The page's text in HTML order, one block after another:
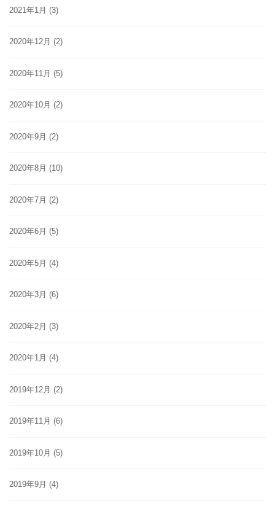
2021年1月 (3)
2020年12月 (2)
2020年11月 (5)
2020年10月 (2)
2020年9月 (2)
2020年8月 (10)
2020年7月 (2)
2020年6月 (5)
2020年5月 (4)
2020年3月 (6)
2020年2月 (3)
2020年1月 (4)
2019年12月 (2)
2019年11月 (6)
2019年10月 (5)
2019年9月 (4)